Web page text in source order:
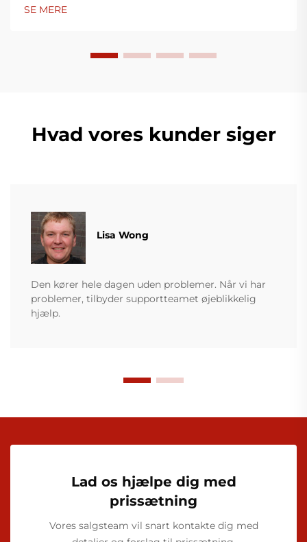
teknologi, er højtydende, energieffektive og stabile,
SE MERE
Hvad vores kunder siger
Lisa Wong
Den kører hele dagen uden problemer. Når vi har
problemer, tilbyder supportteamet øjeblikkelig
hjælp.
Lad os hjælpe dig med
prissætning
Vores salgsteam vil snart kontakte dig med